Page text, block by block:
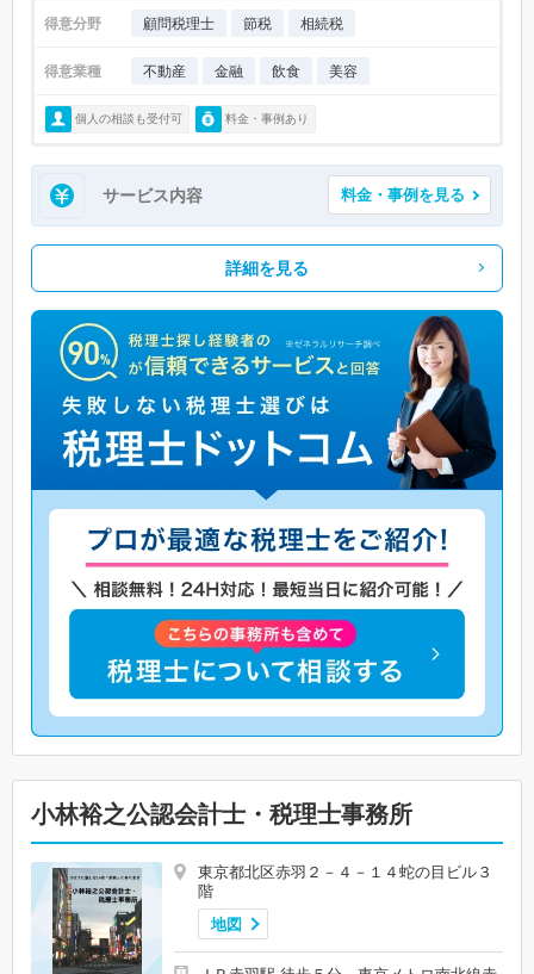
得意分野 顧問税理士 節税 相続税
得意業種 不動産 金融 飲食 美容
個人の相談も受付可 料金・事例あり
サービス内容 料金・事例を見る
詳細を見る
小林裕之公認会計士・税理士事務所
東京都北区赤羽２－４－１４蛇の目ビル３
階
地図